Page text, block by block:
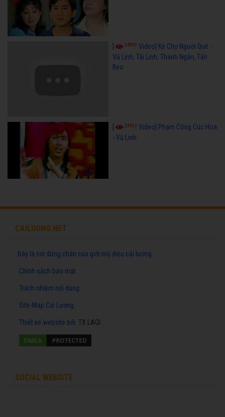
24595 Video] Kẻ Chợ Người Quê -
Vũ Linh, Tài Linh, Thanh Ngân, Tấn
Beo
23613 Video] Phạm Công Cúc Hoa
- Vũ Linh
CAILUONG.NET
Đây là nơi dừng chân của giới mộ điệu cải lương
Chính sách bảo mật
Trách nhiệm nội dung
Site-Map Cải Lương
Thiết kế website bởi: TX LAGI
SOCIAL WEBSITE